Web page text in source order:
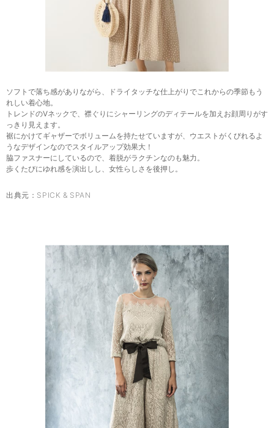
ソフトで落ち感がありながら、ドライタッチな仕上がりでこれからの季節もう
れしい着心地。
トレンドのVネックで、襟ぐりにシャーリングのディテールを加えお顔周りがす
っきり見えます。
裾にかけてギャザーでボリュームを持たせていますが、ウエストがくびれるよ
うなデザインなのでスタイルアップ効果大！
脇ファスナーにしているので、着脱がラクチンなのも魅力。
歩くたびにゆれ感を演出しし、女性らしさを後押し。
出典元： SPICK & SPAN